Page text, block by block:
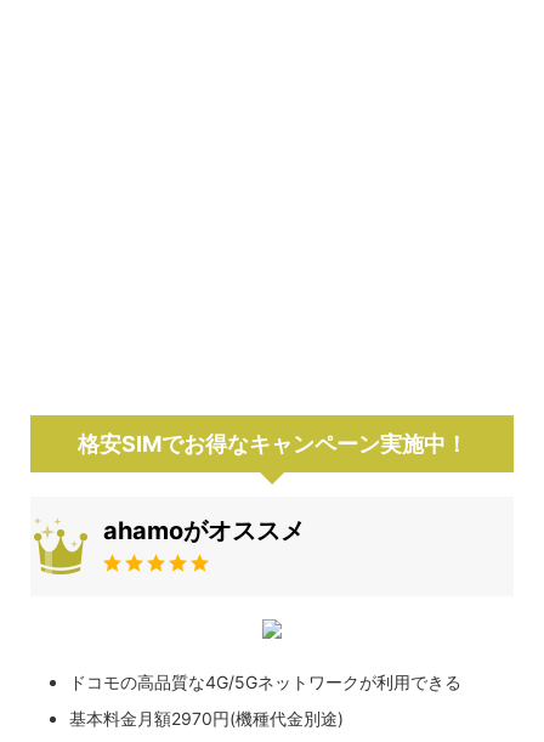
格安SIMでお得なキャンペーン実施中！
ahamoがオススメ
ドコモの高品質な4G/5Gネットワークが利用できる
基本料金月額2970円(機種代金別途)